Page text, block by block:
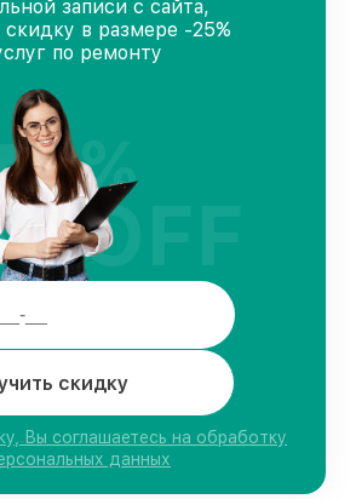
записи с сайта,
скидку в размере -25%
по ремонту
скидку
Вы соглашаетесь на обработку
данных
%
OFF